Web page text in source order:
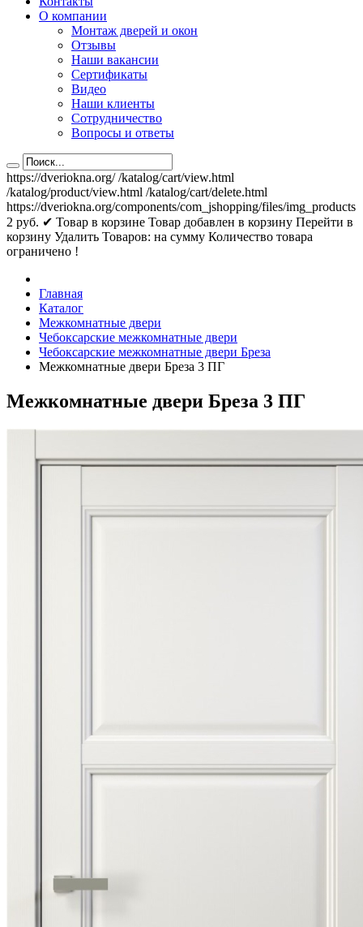
О компании
Монтаж дверей и окон
Отзывы
Наши вакансии
Сертификаты
Видео
Наши клиенты
Сотрудничество
Вопросы и ответы
https://dveriokna.org/ /katalog/cart/view.html
/katalog/product/view.html /katalog/cart/delete.html
https://dveriokna.org/components/com_jshopping/files/img_products
2 руб. ✔ Товар в корзине Товар добавлен в корзину Перейти в
корзину Удалить Товаров: на сумму Количество товара
ограничено !
Главная
Каталог
Межкомнатные двери
Чебоксарские межкомнатные двери
Чебоксарские межкомнатные двери Бреза
Межкомнатные двери Бреза 3 ПГ
Межкомнатные двери Бреза 3 ПГ